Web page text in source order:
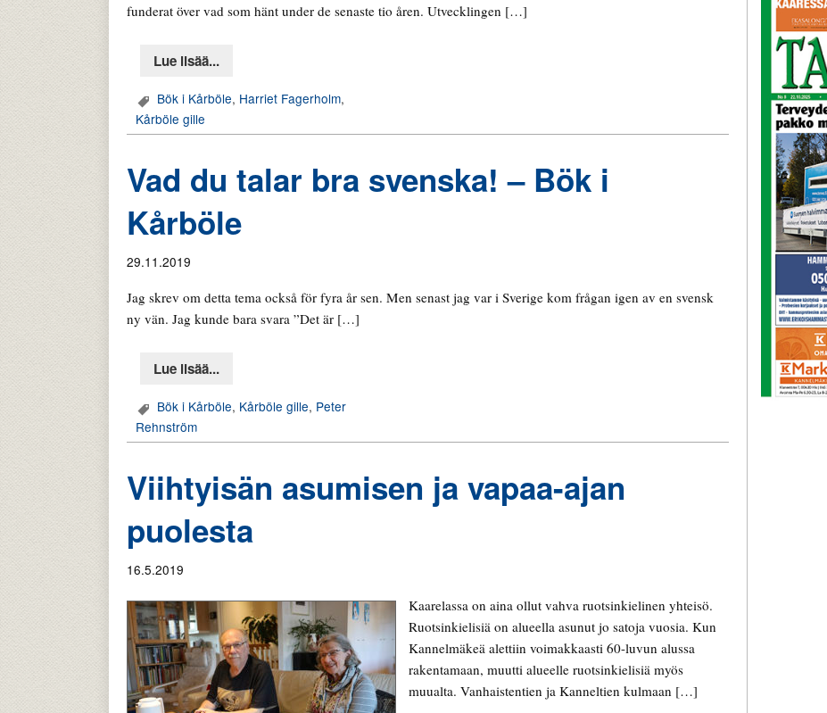
funderat över vad som hänt under de senaste tio åren. Utvecklingen […]
Lue lisää...
Bök i Kårböle, Harriet Fagerholm,
Kårböle gille
Vad du talar bra svenska! – Bök i
Kårböle
29.11.2019
Jag skrev om detta tema också för fyra år sen. Men senast jag var i Sverige kom frågan igen av en svensk
ny vän. Jag kunde bara svara ”Det är […]
Lue lisää...
Bök i Kårböle, Kårböle gille, Peter
Rehnström
Viihtyisän asumisen ja vapaa-ajan
puolesta
16.5.2019
Kaarelassa on aina ollut vahva ruotsinkielinen yhteisö.
Ruotsinkielisiä on alueella asunut jo satoja vuosia. Kun
Kannelmäkeä alettiin voimakkaasti 60-luvun alussa
rakentamaan, muutti alueelle ruotsinkielisiä myös
muualta. Vanhaistentien ja Kanneltien kulmaan […]